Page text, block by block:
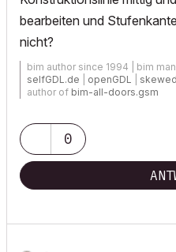
bearbeiten und
nicht?
bim author since 1994 | bim
selfGDL.de
openGDL
author of bim-all-doors.gsm
0